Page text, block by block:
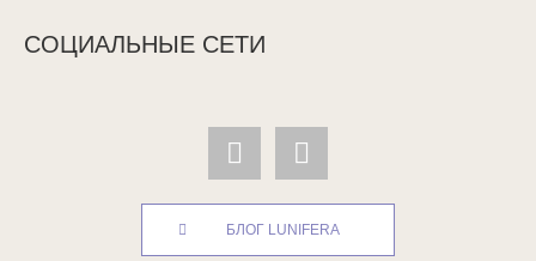
СОЦИАЛЬНЫЕ СЕТИ
БЛОГ LUNIFERA